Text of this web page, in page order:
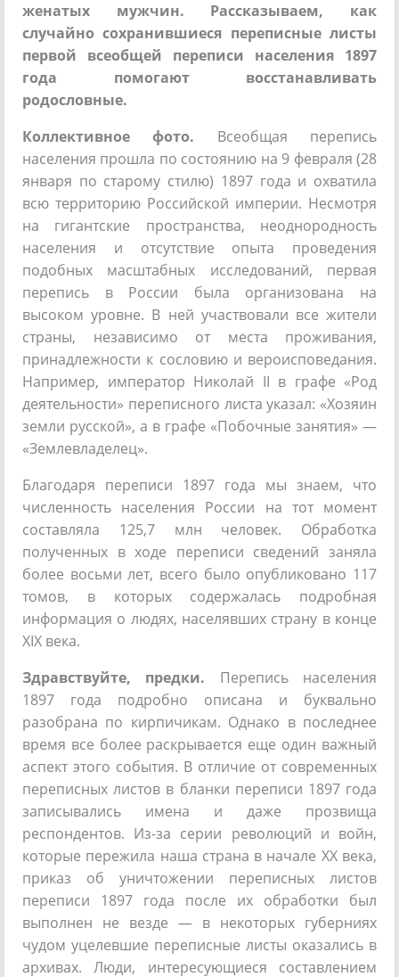
женатых мужчин. Рассказываем, как
случайно сохранившиеся переписные листы
первой всеобщей переписи населения 1897
года помогают восстанавливать
родословные.
Коллективное фото. Всеобщая перепись
населения прошла по состоянию на 9 февраля (28
января по старому стилю) 1897 года и охватила
всю территорию Российской империи. Несмотря
на гигантские пространства, неоднородность
населения и отсутствие опыта проведения
подобных масштабных исследований, первая
перепись в России была организована на
высоком уровне. В ней участвовали все жители
страны, независимо от места проживания,
принадлежности к сословию и вероисповедания.
Например, император Николай II в графе «Род
деятельности» переписного листа указал: «Хозяин
земли русской», а в графе «Побочные занятия» —
«Землевладелец».
Благодаря переписи 1897 года мы знаем, что
численность населения России на тот момент
составляла 125,7 млн человек. Обработка
полученных в ходе переписи сведений заняла
более восьми лет, всего было опубликовано 117
томов, в которых содержалась подробная
информация о людях, населявших страну в конце
XIX века.
Здравствуйте, предки. Перепись населения
1897 года подробно описана и буквально
разобрана по кирпичикам. Однако в последнее
время все более раскрывается еще один важный
аспект этого события. В отличие от современных
переписных листов в бланки переписи 1897 года
записывались имена и даже прозвища
респондентов. Из-за серии революций и войн,
которые пережила наша страна в начале XX века,
приказ об уничтожении переписных листов
переписи 1897 года после их обработки был
выполнен не везде — в некоторых губерниях
чудом уцелевшие переписные листы оказались в
архивах. Люди, интересующиеся составлением